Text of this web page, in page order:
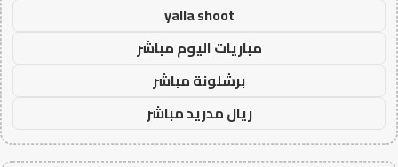
yalla shoot
مباريات اليوم مباشر
برشلونة مباشر
ريال مدريد مباشر